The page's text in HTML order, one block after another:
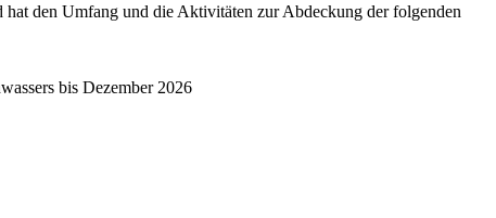
den Umfang und die Aktivitäten zur Abdeckung der folgenden
bis Dezember 2026